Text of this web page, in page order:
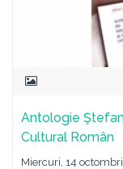
Antologie
Cultural Român
Miercuri, 14